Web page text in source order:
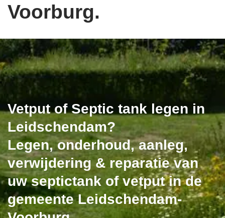
Voorburg.
Vetput of Septic tank legen in
Leidschendam?
Legen, onderhoud, aanleg,
verwijdering & reparatie van
uw septictank of vetput in de
gemeente Leidschendam-